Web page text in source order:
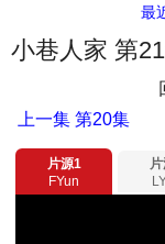
最
小巷人家 第
上一集 第20集
片源1
FYun